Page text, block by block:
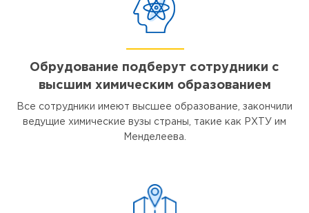
Обрудование подберут сотрудники с
высшим химическим образованием
Все сотрудники имеют высшее образование, закончили
ведущие химические вузы страны, такие как РХТУ им
Менделеева.